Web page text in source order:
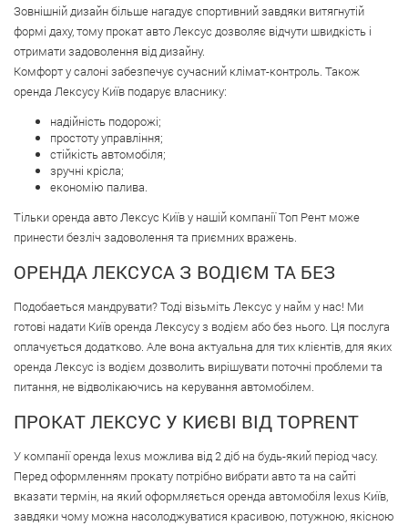
Зовнішній дизайн більше нагадує спортивний завдяки витягнутій
формі даху, тому прокат авто Лексус дозволяє відчути швидкість і
отримати задоволення від дизайну.
Комфорт у салоні забезпечує сучасний клімат-контроль. Також
оренда Лексусу Київ подарує власнику:
надійність подорожі;
простоту управління;
стійкість автомобіля;
зручні крісла;
економію палива.
Тільки оренда авто Лексус Київ у нашій компанії Топ Рент може
принести безліч задоволення та приємних вражень.
ОРЕНДА ЛЕКСУСА З ВОДІЄМ ТА БЕЗ
Подобаеться мандрувати? Тоді візьміть Лексус у найм у нас! Ми
готові надати Київ оренда Лексусу з водієм або без нього. Ця послуга
оплачується додатково. Але вона актуальна для тих клієнтів, для яких
оренда Лексус із водієм дозволить вирішувати поточні проблеми та
питання, не відволікаючись на керування автомобілем.
ПРОКАТ ЛЕКСУС У КИЄВІ ВІД TOPRENT
У компанії оренда lexus можлива від 2 діб на будь-який період часу.
Перед оформленням прокату потрібно вибрати авто та на сайті
вказати термін, на який оформляється оренда автомобіля lexus Київ,
завдяки чому можна насолоджуватися красивою, потужною, якісною